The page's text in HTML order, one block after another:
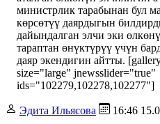
министрлик тарабынан бул
көрсөтүү даярдыгын
дайындалган элчи эки
тараптан өнүктүрүү үчүн
даяр экендигин айтты.
size="large" jnewsslider="true"
ids="102279,102278,102277"]
Эдита Ильясова 16:46